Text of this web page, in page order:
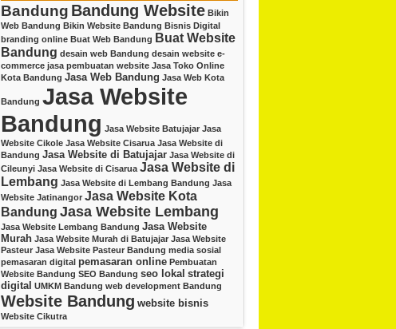
Bandung Bandung Website Bikin
Web Bandung Bikin Website Bandung Bisnis Digital
branding online Buat Web Bandung Buat Website
Bandung desain web Bandung desain website e-
commerce jasa pembuatan website Jasa Toko Online
Kota Bandung Jasa Web Bandung Jasa Web Kota
Bandung Jasa Website
Bandung Jasa Website Batujajar Jasa
Website Cikole Jasa Website Cisarua Jasa Website di
Bandung Jasa Website di Batujajar Jasa Website di
Cileunyi Jasa Website di Cisarua Jasa Website di
Lembang Jasa Website di Lembang Bandung Jasa
Website Jatinangor Jasa Website Kota
Bandung Jasa Website Lembang
Jasa Website Lembang Bandung Jasa Website
Murah Jasa Website Murah di Batujajar Jasa Website
Pasteur Jasa Website Pasteur Bandung media sosial
pemasaran digital pemasaran online Pembuatan
Website Bandung SEO Bandung seo lokal strategi
digital UMKM Bandung web development Bandung
Website Bandung website bisnis
Website Cikutra